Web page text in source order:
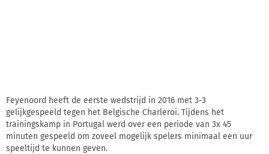
Feyenoord heeft de eerste wedstrijd in 2016 met 3-3
gelijkgespeeld tegen het Belgische Charleroi. Tijdens het
trainingskamp in Portugal werd over een periode van 3x 45
minuten gespeeld om zoveel mogelijk spelers minimaal een uur
speeltijd te kunnen geven.